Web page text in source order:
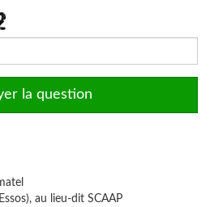
au lieu-dit SCAAP